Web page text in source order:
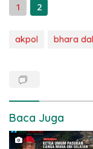
1
2
akpol bhara
Baca Juga